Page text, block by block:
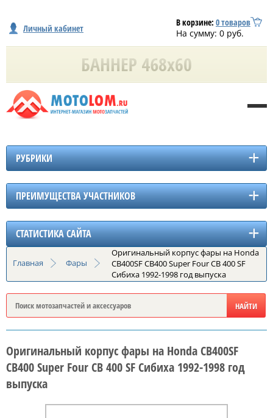
Личный кабинет В корзине: 0товаров
На сумму: 0 руб.
РУБРИКИ
ПРЕИМУЩЕСТВА УЧАСТНИКОВ
СТАТИСТИКА САЙТА
Главная Фары
Оригинальный корпус фары на Honda
CB400SF CB400 Super Four CB 400 SF
Сибиха 1992-1998 год выпуска
Оригинальный корпус фары на Honda CB400SF
CB400 Super Four CB 400 SF Сибиха 1992-1998 год
выпуска